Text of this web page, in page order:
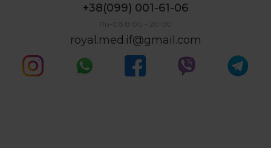
+38(099) 001-61-06
Пн-Сб 8:00 - 20:00
royal.med.if@gmail.com